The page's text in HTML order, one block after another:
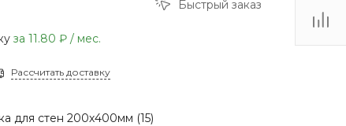
Быстрый заказ
за 11.80 ₽/ мес.
Рассчитать доставку
для стен 200х400мм (15)